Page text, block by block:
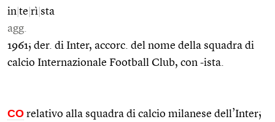
in te rì sta
agg.
1961; der. di Inter, accorc. del nome della squadra di
calcio Internazionale Football Club, con -ista.
CO relativo alla squadra di calcio milanese dell’Inter;